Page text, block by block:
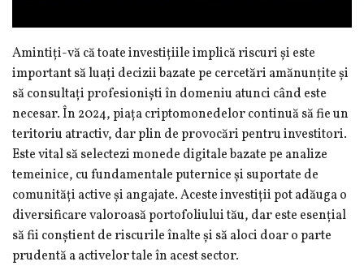
Amintiți-vă că toate investițiile implică riscuri și este
important să luați decizii bazate pe cercetări amănunțite și
să consultați profesioniști în domeniu atunci când este
necesar. În 2024, piața criptomonedelor continuă să fie un
teritoriu atractiv, dar plin de provocări pentru investitori.
Este vital să selectezi monede digitale bazate pe analize
temeinice, cu fundamentale puternice și suportate de
comunități active și angajate. Aceste investiții pot adăuga o
diversificare valoroasă portofoliului tău, dar este esențial
să fii conștient de riscurile înalte și să aloci doar o parte
prudentă a activelor tale în acest sector.